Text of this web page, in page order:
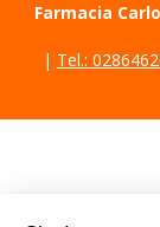
Farmacia
| Tel.: